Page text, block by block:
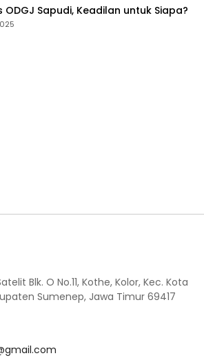
ODGJ Sapudi, Keadilan untuk Siapa?
Blk. O No.11, Kothe, Kolor, Kec. Kota
Sumenep, Jawa Timur 69417